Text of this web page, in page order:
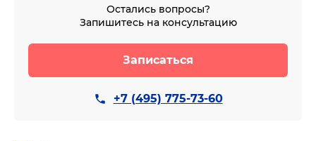
Остались вопросы?
Запишитесь на консультацию
Записаться
+7 (495) 775-73-60